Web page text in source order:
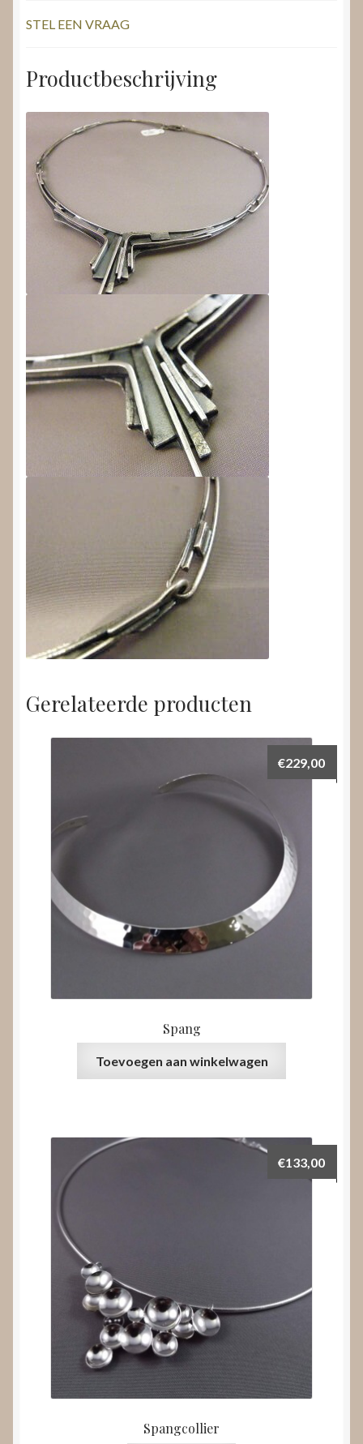
STEL EEN VRAAG
Productbeschrijving
Gerelateerde producten
Spang
€229,00
Toevoegen aan winkelwagen
Spangcollier
€133,00